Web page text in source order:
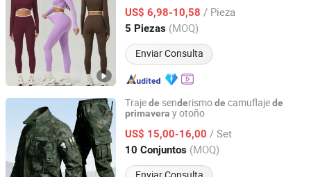
leggingsdeentrenamiento,
jogging paraprimavera
US$ 6,98-10,58 / Pieza
5 Piezas (MOQ)
Enviar Consulta
Guangdong, China Desde 2012
Trajede senderismode camuflajede
primavera y otoño
US$ 15,00-16,00 / Set
10 Conjuntos (MOQ)
XIAMEN HIFA STONEXP CO., LTD.
Fujian, China Desde 2020